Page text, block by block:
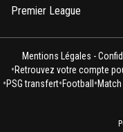
Premier League
Mentions Légales -
•Retrouvez votre compte
•PSG transfert•Football •